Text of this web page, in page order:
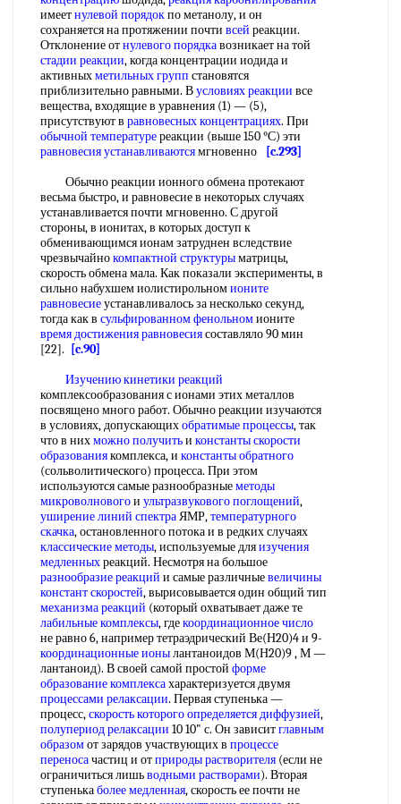
имеетнулевой порядокпо метанолу, и он
сохраняется на протяжении почти всей реакции.
Отклонение отнулевого порядкавозникает на той
стадии реакции, когда концентрации иодида и
активныхметильных групп становятся
приблизительно равными. Вусловиях реакции все
вещества, входящие в уравнения (1) — (5),
присутствуют в равновесных концентрациях. При
обычной температуререакции (выше 150 °С) эти
равновесия устанавливаютсямгновенно
[c.293]
Обычно реакции ионного обмена протекают
весьма быстро, и равновесие в некоторых случаях
устанавливается почти мгновенно. С другой
стороны, в ионитах, в которых доступ к
обменивающимся ионам затруднен вследствие
чрезвычайнокомпактной структурыматрицы,
скорость обмена мала. Как показали эксперименты, в
сильно набухшем иолистирольномионите
равновесиеустанавливалось за несколько секунд,
тогда как в сульфированном фенольномионите
время достижения равновесиясоставляло 90 мин
[22].
[c.90]
Изучению кинетики реакций
комплексообразования с ионами этих металлов
посвящено много работ. Обычно реакции изучаются
в условиях, допускающихобратимые процессы, так
что в нихможно получитьи константы скорости
образованиякомплекса, и константы обратного
(сольволитического) процесса. При этом
используются самые разнообразныеметоды
микроволновогои ультразвукового поглощений,
уширение линий спектраЯМР,температурного
скачка, остановленного потока и в редких случаях
классические методы, используемые дляизучения
медленныхреакций. Несмотря на большое
разнообразие реакций и самые различныевеличины
констант скоростей, вырисовывается один общий тип
механизма реакций (который охватывает даже те
лабильные комплексы, гдекоординационное число
не равно 6, например тетраэдрический Ве(Н20)4 и 9-
координационные ионылантаноидов М(Н20)9 , М —
лантаноид). В своей самой простой форме
образование комплексахарактеризуется двумя
процессами релаксации. Первая ступенька —
процесс,скорость которогоопределяется диффузией,
полупериод релаксации 10 10" с. Он зависитглавным
образомот зарядов участвующих в процессе
переносачастиц и отприроды растворителя (если не
ограничиться лишьводными растворами). Вторая
ступенькаболее медленная, скорость ее почти не